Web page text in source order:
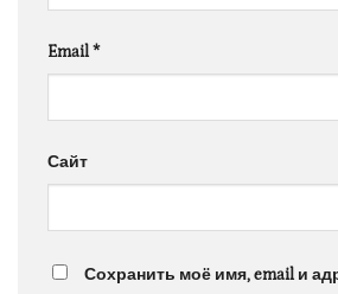
Email*
Сайт
Сохранить моё имя, email и